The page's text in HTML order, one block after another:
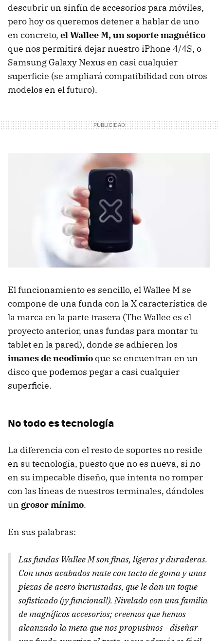
descubrir un sinfín de accesorios para móviles,
pero hoy os queremos detener a hablar de uno
en concreto, el Wallee M, un soporte magnético
que nos permitirá dejar nuestro iPhone 4/4S, o
Samsung Galaxy Nexus en casi cualquier
superficie (se ampliará compatibilidad con otros
modelos en el futuro).
El funcionamiento es sencillo, el Wallee M se
compone de una funda con la X característica de
la marca en la parte trasera (The Wallee es el
proyecto anterior, unas fundas para montar tu
tablet en la pared), donde se adhieren los
imanes de neodimio que se encuentran en un
disco que podemos pegar a casi cualquier
superficie.
No todo es tecnología
La diferencia con el resto de soportes no reside
en su tecnología, puesto que no es nueva, si no
en su impecable diseño, que intenta no romper
con las líneas de nuestros terminales, dándoles
un grosor mínimo.
En sus palabras:
Las fundas Wallee M son finas, ligeras y duraderas.
Con unos acabados mate con tacto de goma y unas
piezas de acero incrustadas, que le dan un toque
sofisticado (¡y funcional!). Nivelado con una familia
de magníficos accesorios; creemos que hemos
alcanzado la meta que nos propusimos - diseñar